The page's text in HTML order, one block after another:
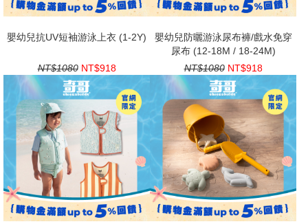
嬰幼兒抗UV短袖游泳上衣 (1-2Y)
NT$1080 NT$918
嬰幼兒防曬游泳尿布褲/戲水免穿
尿布 (12-18M / 18-24M)
NT$1080 NT$918